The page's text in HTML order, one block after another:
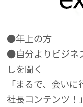
●年上の方
●自分よりビジネ
しを聞く
「まるで、会い
社長コンテンツ